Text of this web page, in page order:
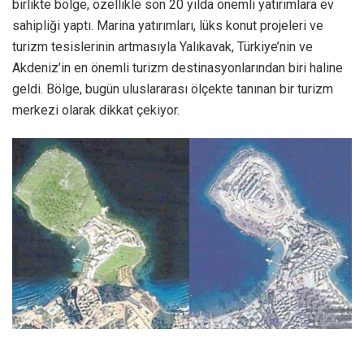
birlikte bölge, özellikle son 20 yılda önemli yatırımlara ev
sahipliği yaptı. Marina yatırımları, lüks konut projeleri ve
turizm tesislerinin artmasıyla Yalıkavak, Türkiye’nin ve
Akdeniz’in en önemli turizm destinasyonlarından biri haline
geldi. Bölge, bugün uluslararası ölçekte tanınan bir turizm
merkezi olarak dikkat çekiyor.